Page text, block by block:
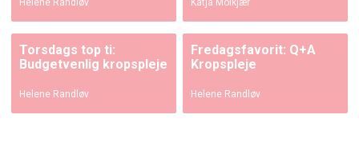
Helene Randløv Katja Moikjær
Torsdags top ti:
Budgetvenlig kropspleje
Helene Randløv
Fredagsfavorit: Q+A
Kropspleje
Helene Randløv